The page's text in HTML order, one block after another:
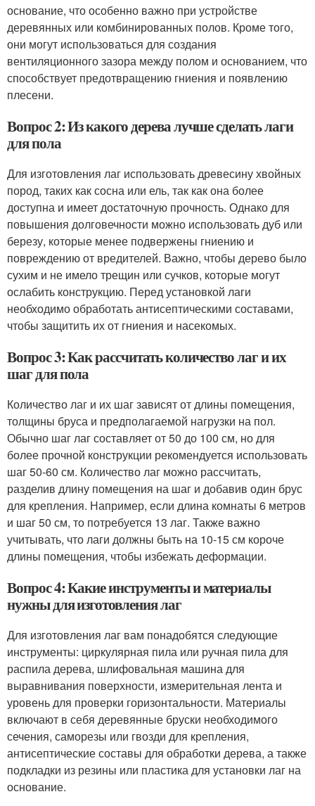
основание, что особенно важно при устройстве
деревянных или комбинированных полов. Кроме того,
они могут использоваться для создания
вентиляционного зазора между полом и основанием, что
способствует предотвращению гниения и появлению
плесени.
Вопрос 2: Из какого дерева лучше сделать лаги
для пола
Для изготовления лаг использовать древесину хвойных
пород, таких как сосна или ель, так как она более
доступна и имеет достаточную прочность. Однако для
повышения долговечности можно использовать дуб или
березу, которые менее подвержены гниению и
повреждению от вредителей. Важно, чтобы дерево было
сухим и не имело трещин или сучков, которые могут
ослабить конструкцию. Перед установкой лаги
необходимо обработать антисептическими составами,
чтобы защитить их от гниения и насекомых.
Вопрос 3: Как рассчитать количество лаг и их
шаг для пола
Количество лаг и их шаг зависят от длины помещения,
толщины бруса и предполагаемой нагрузки на пол.
Обычно шаг лаг составляет от 50 до 100 см, но для
более прочной конструкции рекомендуется использовать
шаг 50-60 см. Количество лаг можно рассчитать,
разделив длину помещения на шаг и добавив один брус
для крепления. Например, если длина комнаты 6 метров
и шаг 50 см, то потребуется 13 лаг. Также важно
учитывать, что лаги должны быть на 10-15 см короче
длины помещения, чтобы избежать деформации.
Вопрос 4: Какие инструменты и материалы
нужны для изготовления лаг
Для изготовления лаг вам понадобятся следующие
инструменты: циркулярная пила или ручная пила для
распила дерева, шлифовальная машина для
выравнивания поверхности, измерительная лента и
уровень для проверки горизонтальности. Материалы
включают в себя деревянные бруски необходимого
сечения, саморезы или гвозди для крепления,
антисептические составы для обработки дерева, а также
подкладки из резины или пластика для установки лаг на
основание.